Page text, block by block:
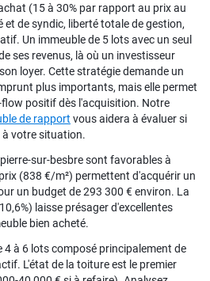
(15 à 30% par rapport au prix au
et de syndic, liberté totale de gestion,
Un immeuble de 5 lots avec un seul
ses revenus, là où un investisseur
loyer. Cette stratégie demande un
plus importants, mais elle permet
positif dès l'acquisition. Notre
de rapport vous aidera à évaluer si
votre situation.
sur-besbre sont favorables à
(838 €/m²) permettent d'acquérir un
un budget de 293 300 € environ. La
laisse présager d'excellentes
bien acheté.
4 à 6 lots composé principalement de
L'état de la toiture est le premier